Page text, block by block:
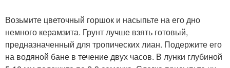
Возьмите цветочный горшок и насыпьте на его дно
немного керамзита. Грунт лучше взять готовый,
предназначенный для тропических лиан. Подержите его
на водяной бане в течение двух часов. В лунки глубиной